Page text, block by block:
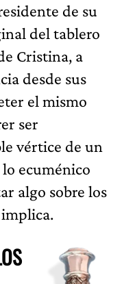
de su
del tablero
Cristina, a
desde sus
el mismo
ser
vértice de un
ecuménico
algo sobre los
implica.